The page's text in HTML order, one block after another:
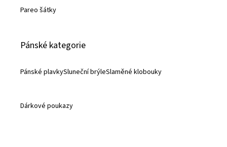
Pareo šátky
Pánské kategorie
Pánské plavkySluneční brýleSlaměné klobouky
Dárkové poukazy